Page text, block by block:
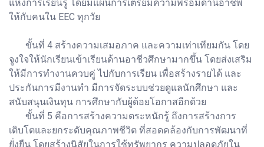
แห่งการเรียนรู้ โดยมีแผนการเตรียมความพร้อมด้านอาชีพ
ให้กับคนใน EEC ทุกวัย
ขั้นที่ 4 สร้างความเสมอภาค และความเท่าเทียมกัน โดย
จูงใจให้นักเรียนเข้าเรียนด้านอาชีวศึกษามากขึ้น โดยส่งเสริม
ให้มีการทำงานควบคู่ ไปกับการเรียน เพื่อสร้างรายได้ และ
ประกันการมีงานทำ มีการจัดระบบช่วยดูแลนักศึกษา และ
สนับสนุนเงินทุน การศึกษากับผู้ด้อยโอกาสอีกด้วย
ขั้นที่ 5 คือการสร้างความตระหนักรู้ ถึงการสร้างการ
เติบโตและยกระดับคุณภาพชีวิต ที่สอดคล้องกับการพัฒนาที่
ยั่งยืน โดยสร้างนิสัยในการใช้ทรัพยากร ความปลอดภัยใน